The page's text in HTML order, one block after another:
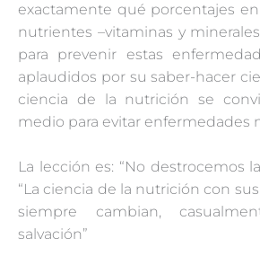
exactamente qué porcentajes
nutrientes –vitaminas y
para prevenir estas
aplaudidos por su saber-hacer
ciencia de la nutrición se
medio para evitar enfermedades
La lección es: “No destrocemos
“La ciencia de la nutrición con
siempre cambian,
salvación”